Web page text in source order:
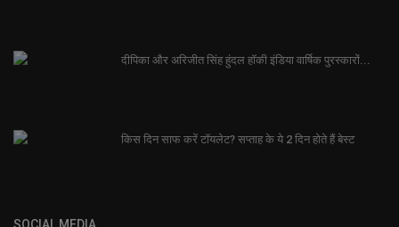
दीपिका और अरिजीत सिंह हुंदल हॉकी इंडिया वार्षिक पुरस्कारों...
किस दिन साफ करें टॉयलेट? सप्ताह के ये 2 दिन होते हैं बेस्ट